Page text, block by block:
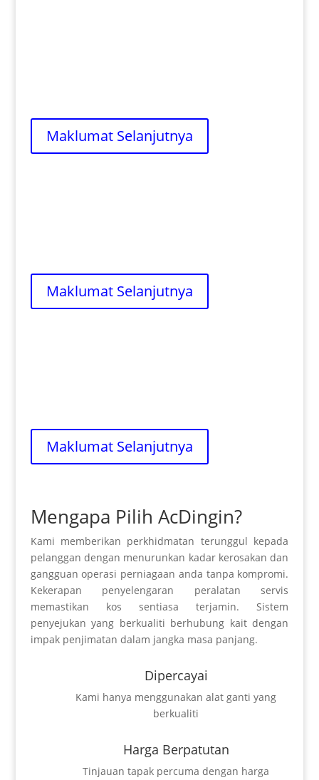
Maklumat Selanjutnya
Maklumat Selanjutnya
Maklumat Selanjutnya
Mengapa Pilih AcDingin?
Kami memberikan perkhidmatan terunggul kepada
pelanggan dengan menurunkan kadar kerosakan dan
gangguan operasi perniagaan anda tanpa kompromi.
Kekerapan penyelengaran peralatan servis
memastikan kos sentiasa terjamin. Sistem
penyejukan yang berkualiti berhubung kait dengan
impak penjimatan dalam jangka masa panjang.
Dipercayai
Kami hanya menggunakan alat ganti yang
berkualiti
Harga Berpatutan
Tinjauan tapak percuma dengan harga